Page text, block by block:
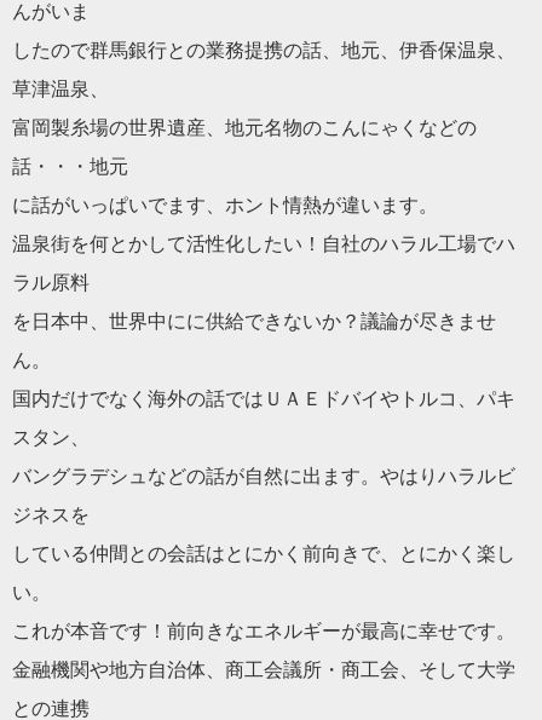
んがいま
したので群馬銀行との業務提携の話、地元、伊香保温泉、
草津温泉、
富岡製糸場の世界遺産、地元名物のこんにゃくなどの
話・・・地元
に話がいっぱいでます、ホント情熱が違います。
温泉街を何とかして活性化したい！自社のハラル工場でハ
ラル原料
を日本中、世界中にに供給できないか？議論が尽きませ
ん。
国内だけでなく海外の話ではＵＡＥドバイやトルコ、パキ
スタン、
バングラデシュなどの話が自然に出ます。やはり ハラルビ
ジネスを
している仲間との会話はとにかく前向きで、とにかく楽し
い。
これが本音です！前向きなエネルギーが最高に幸せです。
金融機関や地方自治体、商工会議所・商工会 、そして大学
との連携